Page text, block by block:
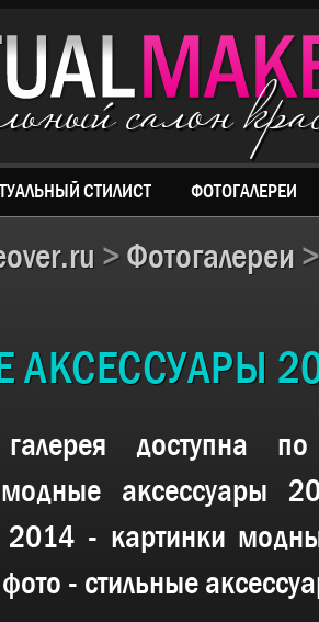
салон
СТИЛИСТ ФОТОГАЛЕРЕИ
> Фотогалереи
АКСЕССУАРЫ
доступна
модные аксессуары
2014 - картинки
- стильные